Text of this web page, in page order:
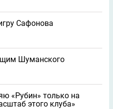
Сафонова
Шуманского
«Рубин» только на
этого клуба»